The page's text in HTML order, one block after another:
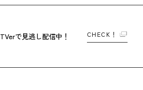
TVerで見逃し配信中！ CHECK！